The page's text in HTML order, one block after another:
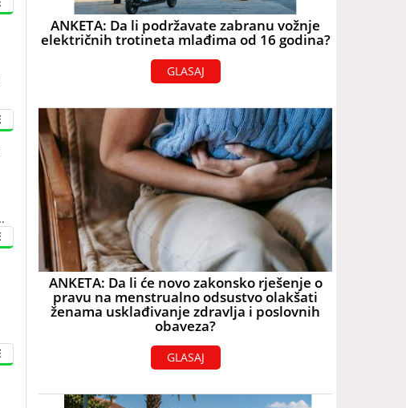
ANKETA: Da li podržavate zabranu vožnje
električnih trotineta mlađima od 16 godina?
GLASAJ
ANKETA: Da li će novo zakonsko rješenje o
pravu na menstrualno odsustvo olakšati
ženama usklađivanje zdravlja i poslovnih
obaveza?
GLASAJ